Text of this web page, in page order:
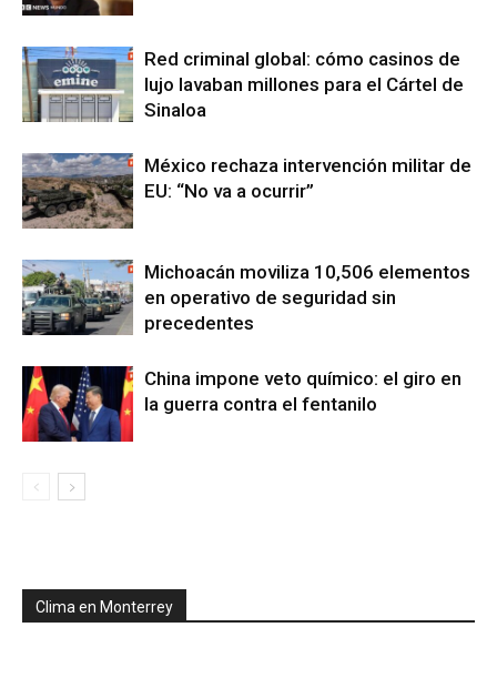
Red criminal global: cómo casinos de
lujo lavaban millones para el Cártel de
Sinaloa
México rechaza intervención militar de
EU: “No va a ocurrir”
Michoacán moviliza 10,506 elementos
en operativo de seguridad sin
precedentes
China impone veto químico: el giro en
la guerra contra el fentanilo
Clima en Monterrey